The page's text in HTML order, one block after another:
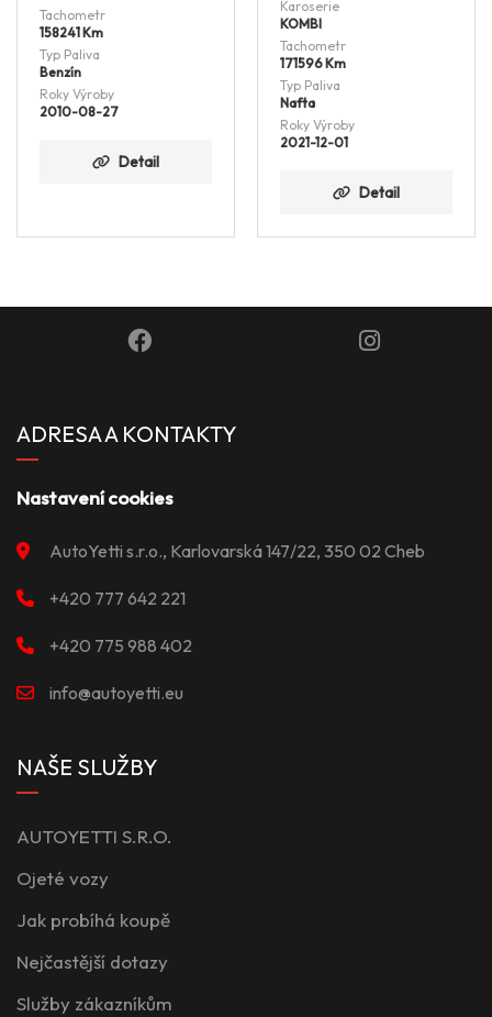
Karoserie
KOMBI
Tachometr
171596 Km
Typ Paliva
Nafta
Tachometr
266142 Km
Typ Paliva
Nafta
Roky Výroby
ADRESA A KONTAKTY
Nastavení cookies
AutoYetti s.r.o., Karlovarská 147/22, 350 02 Cheb
+420 777 642 221
+420 775 988 402
info@autoyetti.eu
NAŠE SLUŽBY
AUTOYETTI S.R.O.
Ojeté vozy
Jak probíhá koupě
Nejčastější dotazy
Služby zákazníkům